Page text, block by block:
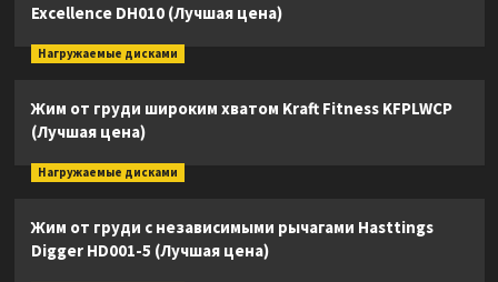
Excellence DH010 (Лучшая цена)
Нагружаемые дисками
Жим от груди широким хватом Kraft Fitness KFPLWCP
(Лучшая цена)
Нагружаемые дисками
Жим от груди с независимыми рычагами Hasttings
Digger HD001-5 (Лучшая цена)